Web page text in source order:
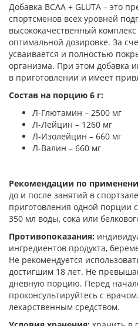
Добавка BCAA + GLUTA – это
спортсменов всех уровней
высококачественный
оптимальной дозировке. За
усваивается и полностью
организма. При этом добавка
в приготовлении и имеет
Состав на порцию 6 г:
Л-Глютамин – 2500 мг
Л-Лейцин – 1260 мг
Л-Изолейцин – 660 мг
Л-Валин – 660 мг
Рекомендации по
до и после занятий в
приготовления одной порции
350 мл воды, сока или
Противопоказания:
ингредиентов продукта,
Не рекомендуется
достигшим 18 лет. Не
дневную порцию. Перед
проконсультируйтесь с
лекарственным средством.